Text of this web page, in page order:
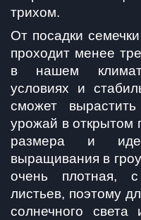
трихом.
От посадки
проходит менее
в нашем
условиях и
сможет
урожай в открытом
размера и
выращивания в
очень плотная,
листьев, поэтому
солнечного света